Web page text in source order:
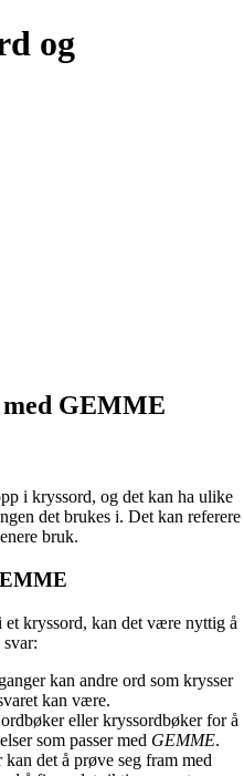
og
GEMME
i kryssord, og det kan ha ulike
det brukes i. Det kan referere
bruk.
et kryssord, kan det være nyttig å
kan andre ord som krysser
kan være.
eller kryssordbøker for å
som passer med GEMME.
kan det å prøve seg fram med